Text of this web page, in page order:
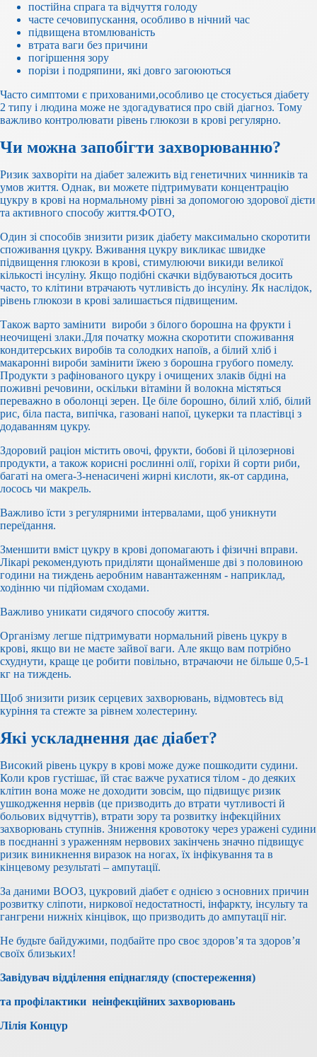
постійна спрага та відчуття голоду
часте сечовипускання, особливо в нічний час
підвищена втомлюваність
втрата ваги без причини
погіршення зору
порізи і подряпини, які довго загоюються
Часто симптоми є прихованими,особливо це стосується діабету
2 типу і людина може не здогадуватися про свій діагноз. Тому
важливо контролювати рівень глюкози в крові регулярно.
Чи можна запобігти захворюванню?
Ризик захворіти на діабет залежить від генетичних чинників та
умов життя. Однак, ви можете підтримувати концентрацію
цукру в крові на нормальному рівні за допомогою здорової дієти
та активного способу життя.ФОТО,
Один зі способів знизити ризик діабету максимально скоротити
споживання цукру. Вживання цукру викликає швидке
підвищення глюкози в крові, стимулюючи викиди великої
кількості інсуліну. Якщо подібні скачки відбуваються досить
часто, то клітини втрачають чутливість до інсуліну. Як наслідок,
рівень глюкози в крові залишається підвищеним.
Також варто замінити вироби з білого борошна на фрукти і
неочищені злаки.Для початку можна скоротити споживання
кондитерських виробів та солодких напоїв, а білий хліб і
макаронні вироби замінити їжею з борошна грубого помелу.
Продукти з рафінованого цукру і очищених злаків бідні на
поживні речовини, оскільки вітаміни й волокна містяться
переважно в оболонці зерен. Це біле борошно, білий хліб, білий
рис, біла паста, випічка, газовані напої, цукерки та пластівці з
додаванням цукру.
Здоровий раціон містить овочі, фрукти, бобові й цілозернові
продукти, а також корисні рослинні олії, горіхи й сорти риби,
багаті на омега-3-ненасичені жирні кислоти, як-от сардина,
лосось чи макрель.
Важливо їсти з регулярними інтервалами, щоб уникнути
переїдання.
Зменшити вміст цукру в крові допомагають і фізичні вправи.
Лікарі рекомендують приділяти щонайменше дві з половиною
години на тиждень аеробним навантаженням - наприклад,
ходінню чи підйомам сходами.
Важливо уникати сидячого способу життя.
Організму легше підтримувати нормальний рівень цукру в
крові, якщо ви не маєте зайвої ваги. Але якщо вам потрібно
схуднути, краще це робити повільно, втрачаючи не більше 0,5-1
кг на тиждень.
Щоб знизити ризик серцевих захворювань, відмовтесь від
куріння та стежте за рівнем холестерину.
Які ускладнення дає діабет?
Високий рівень цукру в крові може дуже пошкодити судини.
Коли кров густішає, їй стає важче рухатися тілом - до деяких
клітин вона може не доходити зовсім, що підвищує ризик
ушкодження нервів (це призводить до втрати чутливості й
больових відчуттів), втрати зору та розвитку інфекційних
захворювань ступнів. Зниження кровотоку через уражені судини
в поєднанні з ураженням нервових закінчень значно підвищує
ризик виникнення виразок на ногах, їх інфікування та в
кінцевому результаті – ампутації.
За даними ВООЗ, цукровий діабет є однією з основних причин
розвитку сліпоти, ниркової недостатності, інфаркту, інсульту та
гангрени нижніх кінцівок, що призводить до ампутації ніг.
Не будьте байдужими, подбайте про своє здоров’я та здоров’я
своїх близьких!
Завідувач відділення епіднагляду (спостереження)
та профілактики неінфекційних захворювань
Лілія Концур